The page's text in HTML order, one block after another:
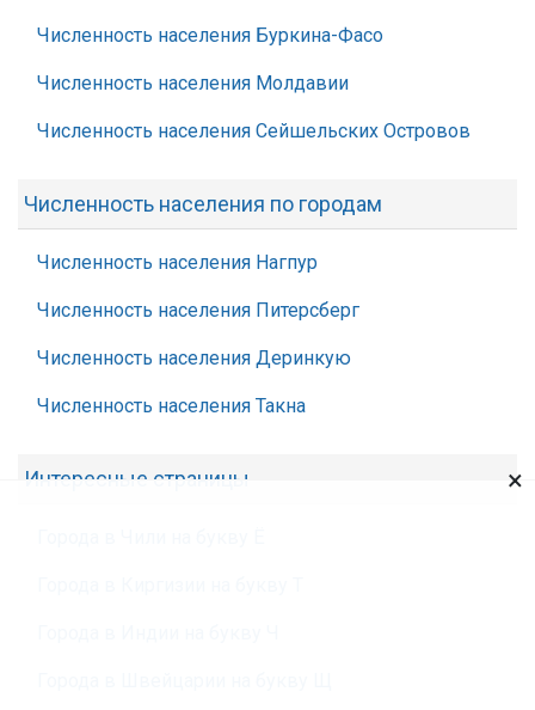
Численность населения Буркина-Фасо
Численность населения Молдавии
Численность населения Сейшельских Островов
Численность населения по городам
Численность населения Нагпур
Численность населения Питерсберг
Численность населения Деринкую
Численность населения Такна
Интересные страницы ×